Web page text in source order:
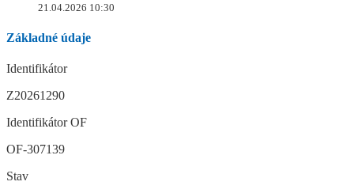
21.04.2026 10:30
Základné údaje
Identifikátor
Z20261290
Identifikátor OF
OF-307139
Stav